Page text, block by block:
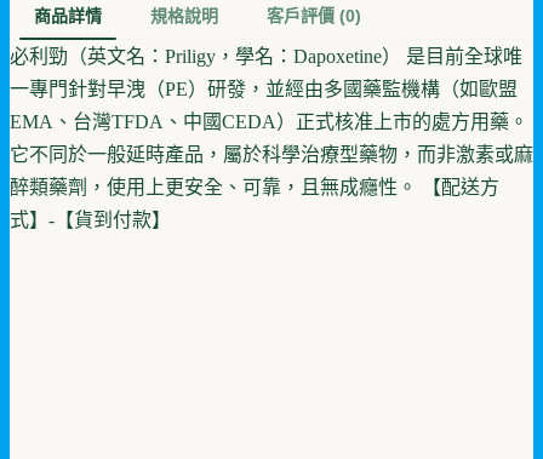
商品詳情 規格說明 客戶評價 (0)
必利勁（英文名：Priligy，學名：Dapoxetine） 是目前全球唯
一專門針對早洩（PE）研發，並經由多國藥監機構（如歐盟
EMA、台灣TFDA、中國CEDA）正式核准上市的處方用藥。
它不同於一般延時產品，屬於科學治療型藥物，而非激素或麻
醉類藥劑，使用上更安全、可靠，且無成癮性。 【配送方
式】-【貨到付款】